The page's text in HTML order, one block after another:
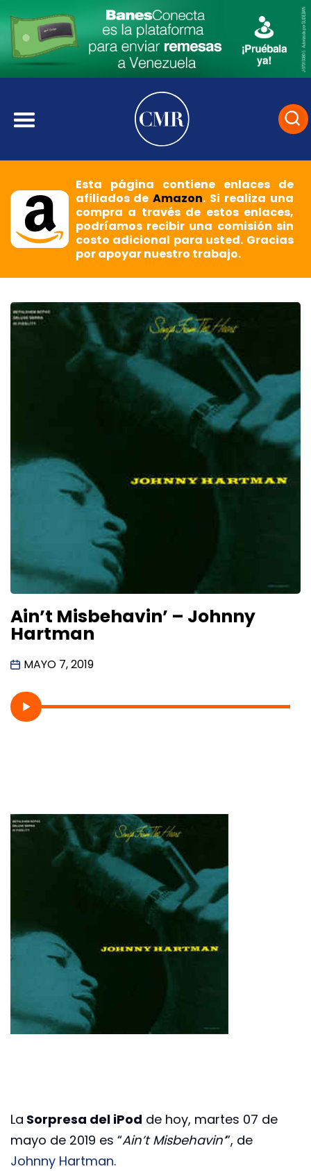
Esta página contiene enlaces de
afiliados deAmazon. Si realiza una
compra a través de estos enlaces,
podríamos recibir una comisión sin
costo adicional para usted. Gracias
por apoyar nuestro trabajo.
Ain’t Misbehavin’ – Johnny
Hartman
MAYO 7, 2019
La Sorpresa del iPod de hoy, martes 07 de
mayo de 2019 es “Ain’t Misbehavin’”, de
Johnny Hartman.